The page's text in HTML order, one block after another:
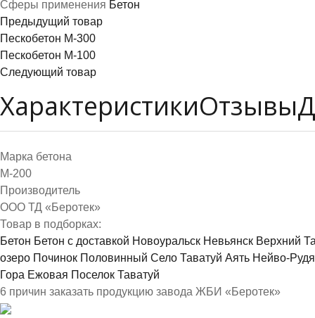
Сферы применения Бетон
Предыдущий товар
Пескобетон М-300
Пескобетон М-100
Следующий товар
ХарактеристикиОтзывы
Марка бетона
М-200
Производитель
ООО ТД «Беротек»
Товар в подборках:
Бетон Бетон с доставкой Новоуральск Невьянск Верхний
озеро Починок Половинный Село Таватуй Аять Нейво-
Гора Ежовая Поселок Таватуй
6 причин заказать продукцию завода ЖБИ «Беротек»